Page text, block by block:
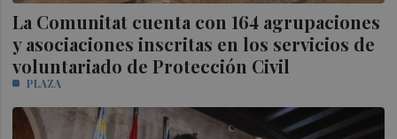
La Comunitat cuenta con 164 agrupaciones
y asociaciones inscritas en los servicios de
voluntariado de Protección Civil
PLAZA